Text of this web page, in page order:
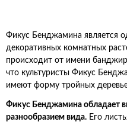
Фикус Бенджамина является
декоративных комнатных
происходит от имени
что культуристы Фикус
имеют форму тройных
Фикус Бенджамина обладает
разнообразием вида. Его